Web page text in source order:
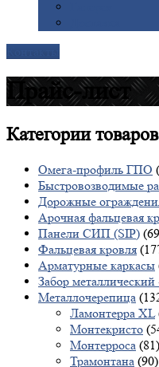
Прайс-лист
Категориитоваров
Омега-профиль ГПО
Быстровозводимые
Дорожные
Арочная фальцевая
Панели СИП (SIP)
Фальцевая кровля
Арматурные каркасы
Забор
Металлочерепица
Ламонтерра XL
Монтекристо
Монтерроса (81)
Трамонтана (90)